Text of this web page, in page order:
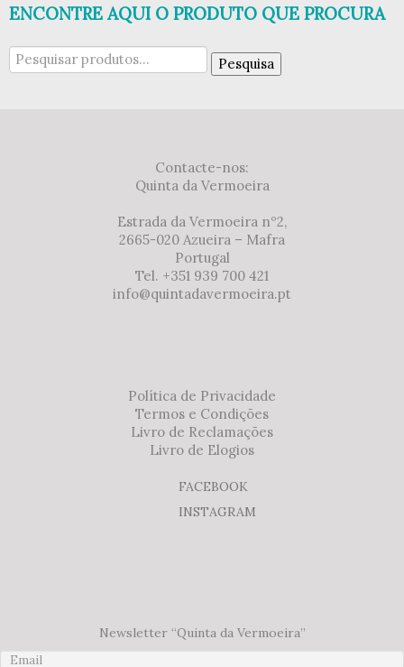
ENCONTRE AQUI O PRODUTO QUE PROCURA
Pesquisar
por:
Pesquisa
Contacte-nos:
Quinta da Vermoeira
Estrada da Vermoeira nº2,
2665-020 Azueira – Mafra
Portugal
Tel. +351 939 700 421
info@quintadavermoeira.pt
Política de Privacidade
Termos e Condições
Livro de Reclamações
Livro de Elogios
FACEBOOK
INSTAGRAM
Newsletter “Quinta da Vermoeira”